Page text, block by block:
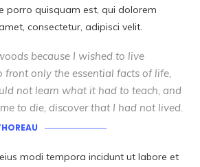
porro quisquam est, qui dolorem
consectetur, adipisci velit.
because I wished to live
front only the essential facts of life,
not learn what it had to teach, and
to die, discover that I had not lived.
modi tempora incidunt ut labore et